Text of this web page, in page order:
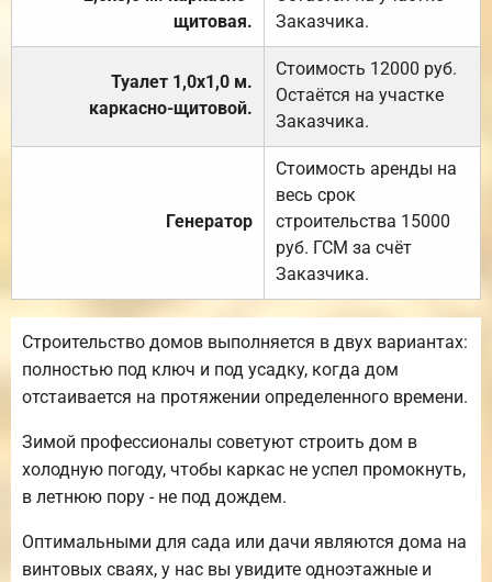
щитовая.
Заказчика.
Туалет 1,0х1,0 м.
каркасно-щитовой.
Стоимость 12000 руб.
Остаётся на участке
Заказчика.
Генератор
Стоимость аренды на
весь срок
строительства 15000
руб. ГСМ за счёт
Заказчика.
Строительство домов выполняется в двух вариантах:
полностью под ключ и под усадку, когда дом
отстаивается на протяжении определенного времени.
Зимой профессионалы советуют строить дом в
холодную погоду, чтобы каркас не успел промокнуть,
в летнюю пору - не под дождем.
Оптимальными для сада или дачи являются дома на
винтовых сваях, у нас вы увидите одноэтажные и